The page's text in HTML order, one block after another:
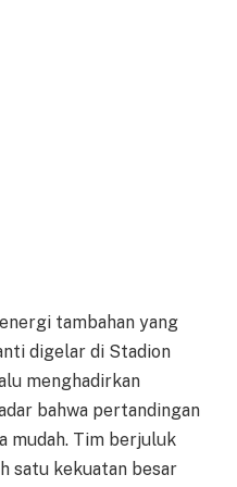
tambahan yang
digelar di Stadion
menghadirkan
bahwa pertandingan
mudah. Tim berjuluk
satu kekuatan besar